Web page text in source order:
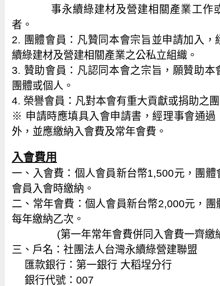
事永續綠建材及營建相關產業工作
者。
2. 團體會員：凡贊同本會宗旨並申請加入，
續綠建材及營建相關產業之公私立組織。
3. 贊助會員：凡認同本會之宗旨，願贊助本
團體或個人。
4. 榮譽會員：凡對本會有重大貢獻或捐助之
※ 申請時應填具入會申請書，經理事會通過
外，並應繳納入會費及常年會費。
入會費用
一、入會費：個人會員新台幣1,500元，團
會員入會時繳納。
二、常年會費：個人會員新台幣2,000元，
每年繳納乙次。
(第一年常年會費併同入會費一齊繳
三、戶名：社團法人台灣永續綠營建聯盟
匯款銀行：第一銀行 大稻埕分行
銀行代號：007